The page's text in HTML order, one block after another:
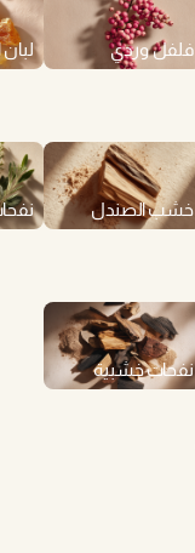
فلفل وردي لبان
خشب الصندل
نفحات خشبية